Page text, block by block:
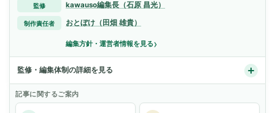
監修 kawauso編集長（石原 昌光）
制作責任者 おとぼけ（田畑 雄貴）
編集方針・運営者情報を見る›
監修・編集体制の詳細を見る
記事に関するご案内